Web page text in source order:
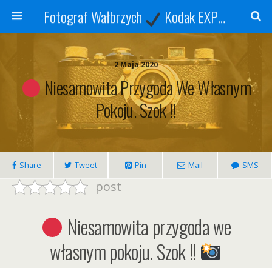
Fotograf Wałbrzych Kodak EXPRESS
2 Maja 2020
Niesamowita Przygoda We Własnym
Pokoju. Szok !!
Share Tweet Pin Mail SMS
post
Niesamowita przygoda we
własnym pokoju. Szok !!